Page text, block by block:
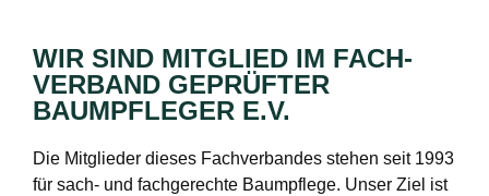
WIR SIND MITGLIED IM FACH­
VERBAND GEPRÜFTER
BAUMPFLEGER E.V.
Die Mitglieder dieses Fachverbandes stehen seit 1993
für sach- und fachgerechte Baumpflege. Unser Ziel ist